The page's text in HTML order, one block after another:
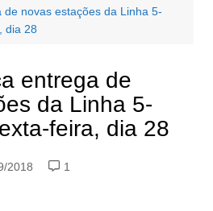
novas estações da Linha 5-
dia 28
entrega de
da Linha 5-
feira, dia 28
2018
1